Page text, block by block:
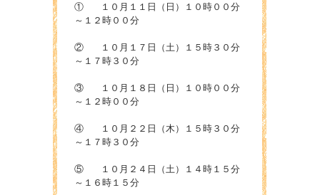
① １０月１１日（日）１０時００分
～１２時００分
② １０月１７日（土）１５時３０分
～１７時３０分
③ １０月１８日（日）１０時００分
～１２時００分
④ １０月２２日（木）１５時３０分
～１７時３０分
⑤ １０月２４日（土）１４時１５分
～１６時１５分